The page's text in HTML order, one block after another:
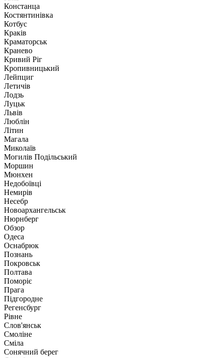
Констанца
Костянтинівка
Котбус
Краків
Краматорськ
Кранево
Кривий Ріг
Кропивницький
Лейпциг
Летичів
Лодзь
Луцьк
Львів
Люблін
Літин
Магала
Миколаїв
Могилів Подільський
Моршин
Мюнхен
Недобоївці
Немирів
Несебр
Новоархангельськ
Нюрнберг
Обзор
Одеса
Оснабрюк
Познань
Покровськ
Полтава
Поморіє
Прага
Підгородне
Регенсбург
Рівне
Слов'янськ
Смоліне
Сміла
Сонячний берег